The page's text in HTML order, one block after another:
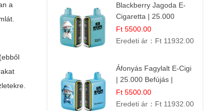
a
Blackberry Jagoda E-
Cigaretta | 25.000
Szívás | Ízesített E-
Liquid
Ft 5500.00
Eredeti ár： Ft 11932.00
Áfonyás Fagylalt E-Cigi
| 25.000 Befújás |
Eldobható E-Cigaretta
Ft 5500.00
Eredeti ár： Ft 11932.00